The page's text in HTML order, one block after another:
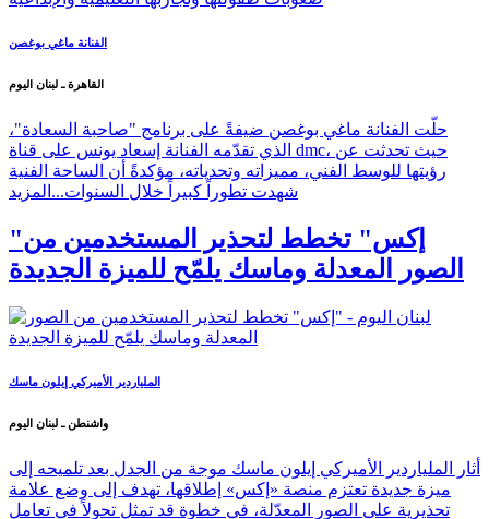
الفنانة ماغي بوغصن
القاهرة ـ لبنان اليوم
حلّت الفنانة ماغي بوغصن ضيفةً على برنامج "صاحبة السعادة"،
الذي تقدّمه الفنانة إسعاد يونس على قناة dmc، حيث تحدثت عن
رؤيتها للوسط الفني، مميزاته وتحدياته، مؤكدةً أن الساحة الفنية
شهدت تطوراً كبيراً خلال السنوات... المزيد
"إكس" تخطط لتحذير المستخدمين من
الصور المعدلة وماسك يلمّح للميزة الجديدة
الملياردير الأميركي إيلون ماسك
واشنطن ـ لبنان اليوم
أثار الملياردير الأميركي إيلون ماسك موجة من الجدل بعد تلميحه إلى
ميزة جديدة تعتزم منصة «إكس» إطلاقها، تهدف إلى وضع علامة
تحذيرية على الصور المعدّلة، في خطوة قد تمثل تحولاً في تعامل